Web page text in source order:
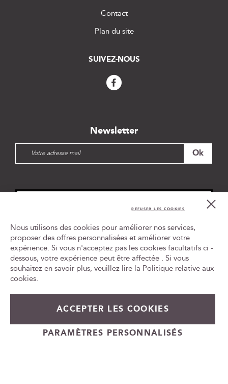
Contact
Plan du site
SUIVEZ-NOUS
Newsletter
I
r
i
o
n
à
n
o
Ok
L'ABUS D'ALCOOL EST DANGEREUX POUR LA SANTÉ, À
CONSOMMER AVEC MODÉRATION
Cadeauvin.fr - © Copyright 2024 - Tous droits réservés
Nous utilisons des cookies pour améliorer nos services,
proposer des offres personnalisées et améliorer votre
expérience. Si vous n'acceptez pas les cookies facultatifs ci -
dessous, votre expérience peut être affectée . Si vous
souhaitez en savoir plus, veuillez lire la Politique relative aux
cookies.
ACCEPTER LES COOKIES
PARAMÈTRES PERSONNALISÉS
REFUSER LES COOKIES